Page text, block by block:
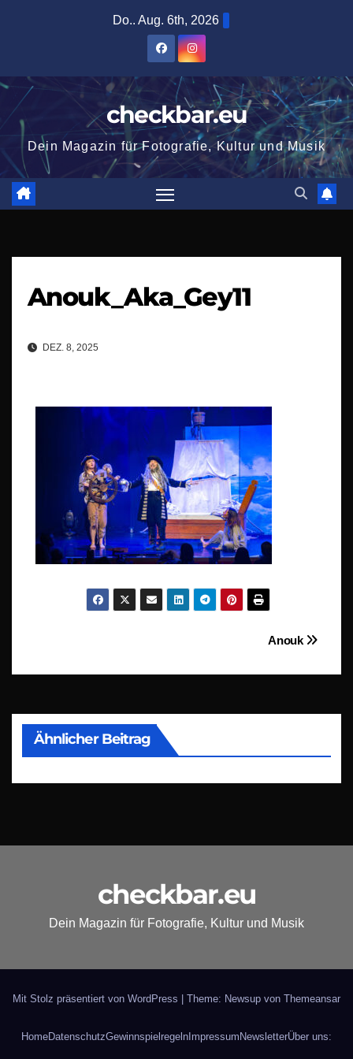
Do.. Aug. 6th, 2026
checkbar.eu
Dein Magazin für Fotografie, Kultur und Musik
Anouk_Aka_Gey11
DEZ. 8, 2025
Anouk
Ähnlicher Beitrag
checkbar.eu
Dein Magazin für Fotografie, Kultur und Musik
Mit Stolz präsentiert von WordPress | Theme: Newsup von Themeansar
HomeDatenschutzGewinnspielregeln Impressum NewsletterÜber uns: